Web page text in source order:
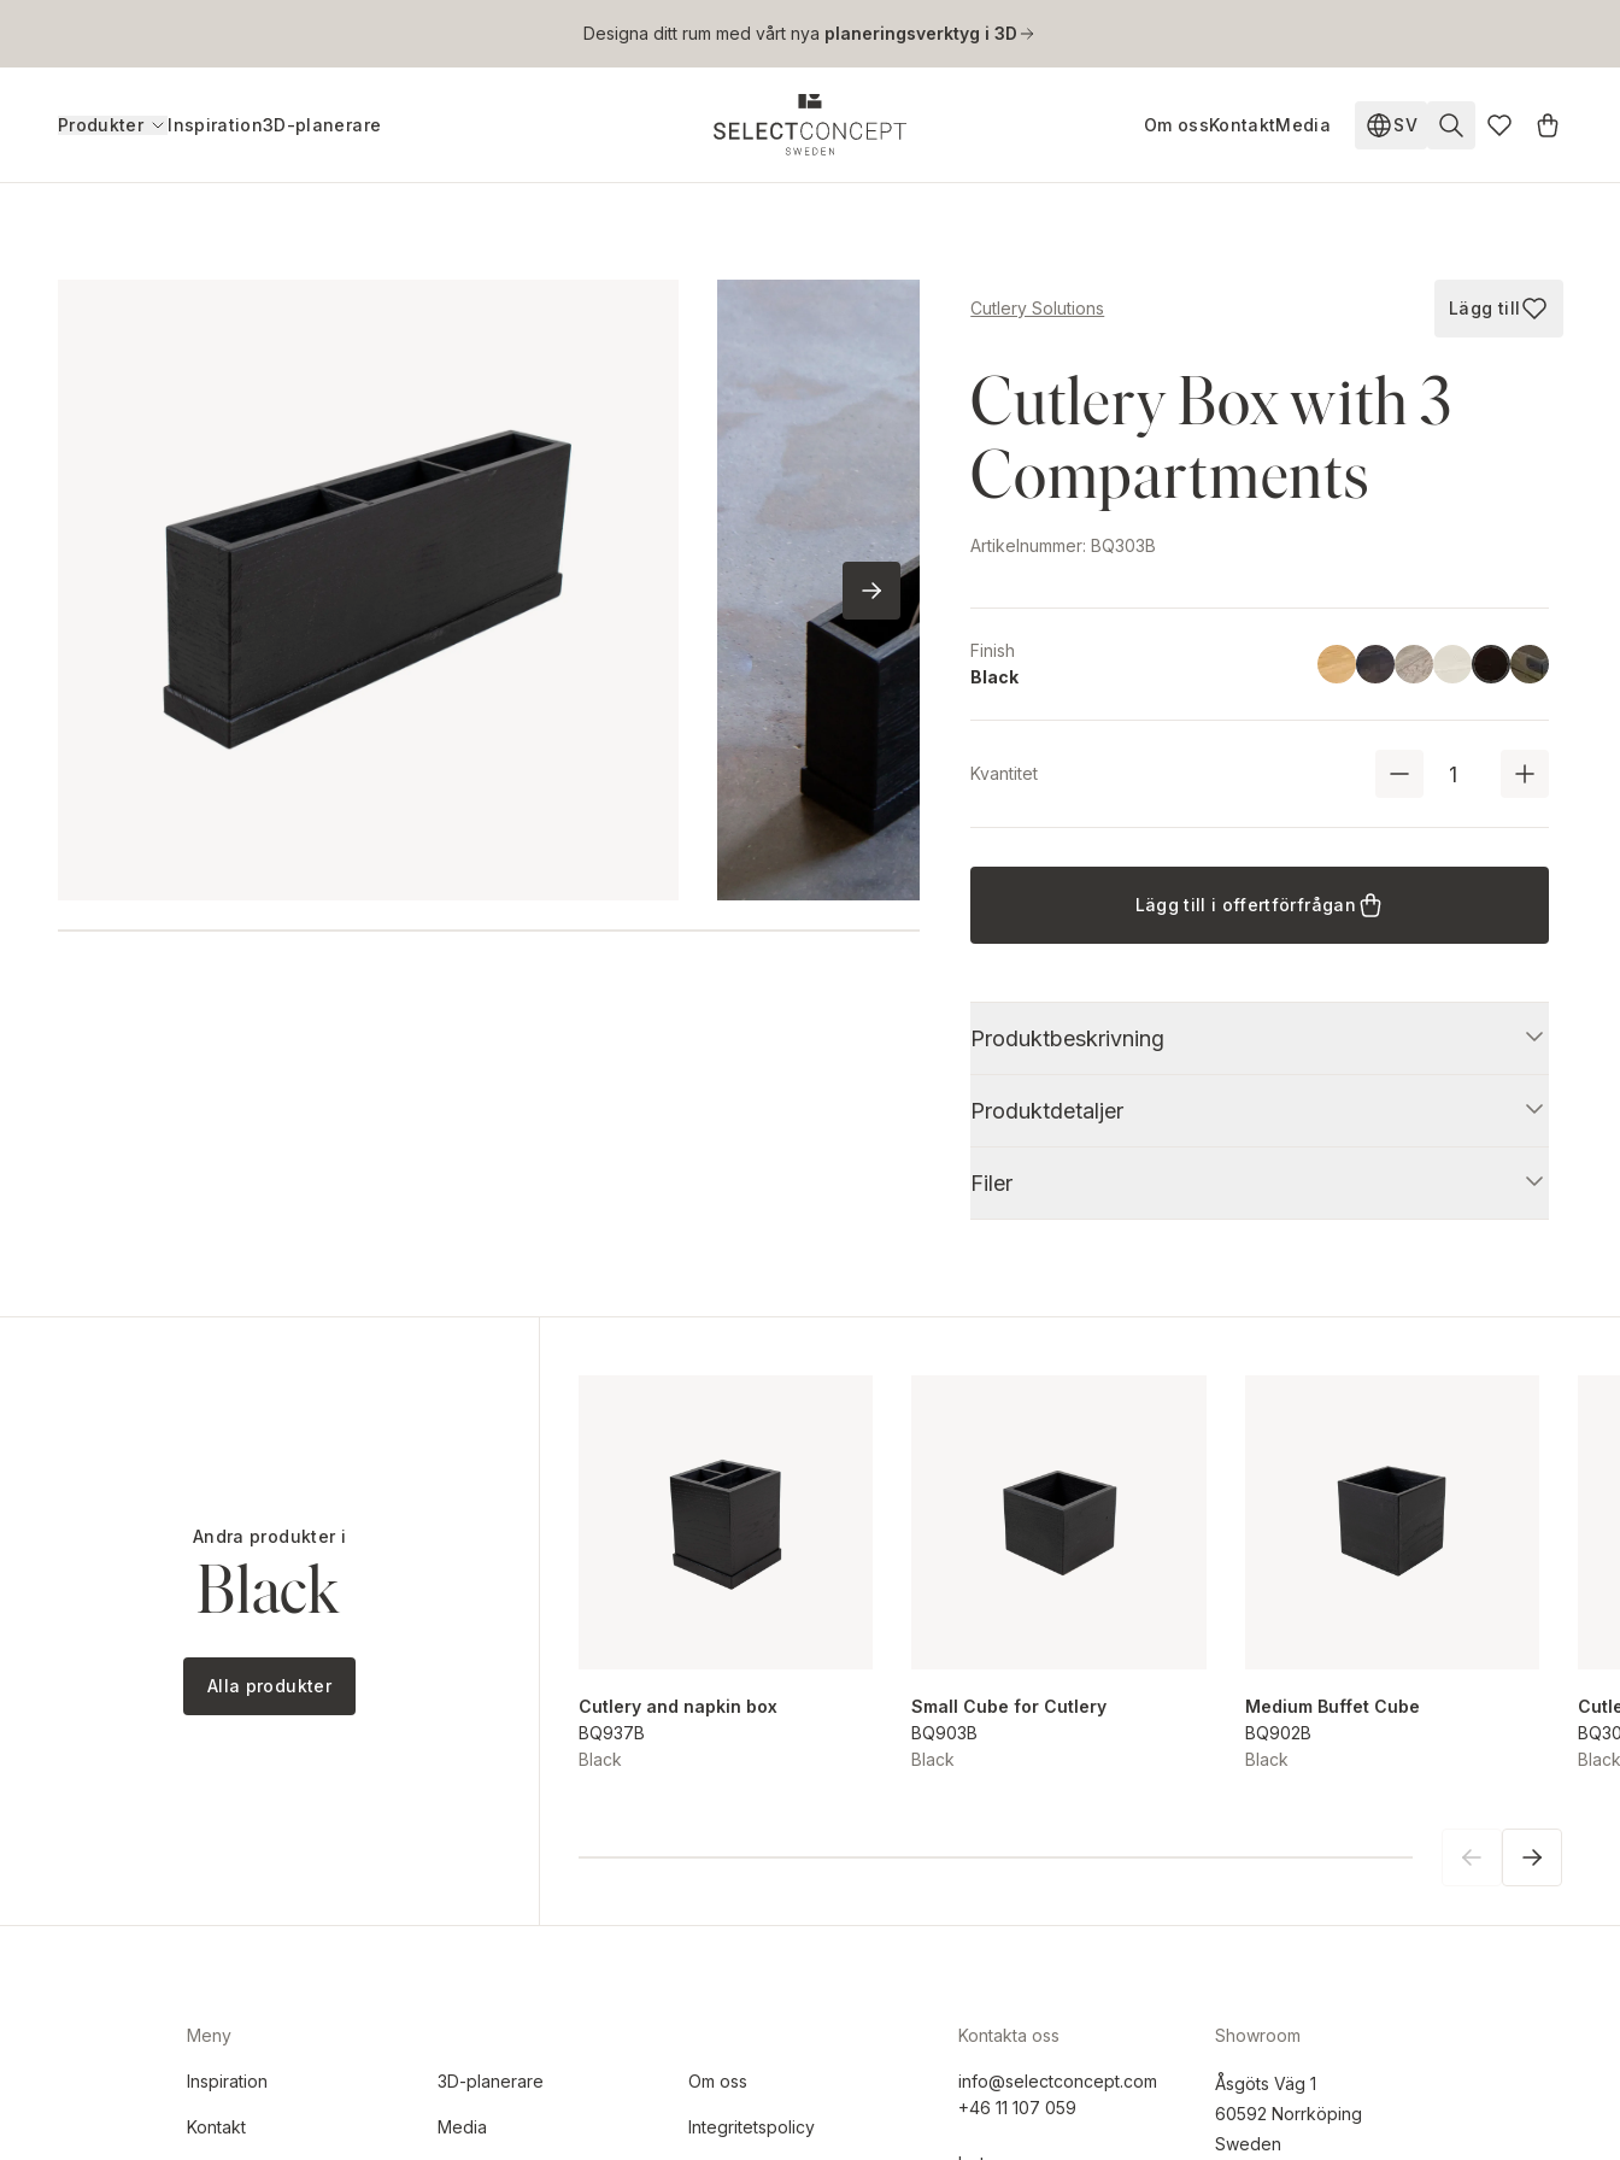
Hoppa till huvudinnehåll
Designa ditt rum med vårt nya planeringsverktyg i 3D
Produkter Inspiration3D-planerare Om ossKontaktMedia SV
Ändra språk. Nuvarande
Cutlery Solutions Lägg till i
Lägg till
Cutlery Box with 3
Compartments
Artikelnummer:BQ303B
Finish
Black
LinoilHavana Black
Driftwood
AshBlackChestnut
Kvantitet
Lägg till i offertförfrågan
Produktbeskrivning
Produktdetaljer
Filer
Andra produkter i
Black
Alla produkter
Cutlery and napkin box
BQ937B
Black
Small Cube for Cutlery
BQ903B
Black
Medium Buffet Cube
BQ902B
Black
Meny
Inspiration 3D-planerare Om oss
Kontakt Media Integritetspolicy
Kontakta oss
info@selectconcept.com
+46 11 107 059
Showroom
Åsgöts Väg 1
60592 Norrköping
Sweden